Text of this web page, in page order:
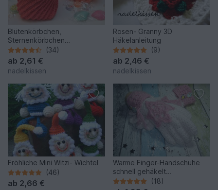
Blütenkörbchen,
Sternenkörbchen
Häkelanleitung
(34)
ab 2,61 €
nadelkissen
Rosen- Granny 3D
Häkelanleitung
(9)
ab 2,46 €
nadelkissen
Fröhliche Mini Witzi- Wichtel
(46)
ab 2,66 €
Warme Finger-Handschuhe
schnell gehäkelt
Häkelanleitung
(18)